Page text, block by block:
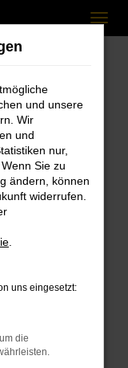
können:
deine
Beispiel
Seiten
und unsere
Wir
und
nur,
Sie zu
ändern, können
widerrufen.
uns eingesetzt:
die